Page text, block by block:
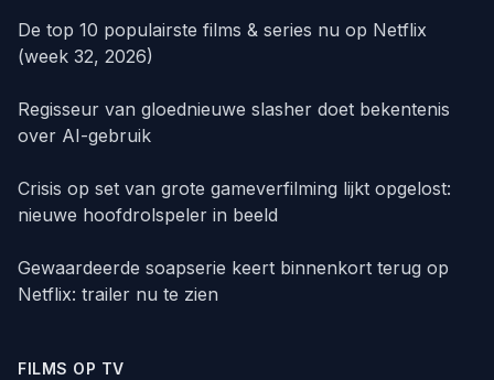
De top 10 populairste films & series nu op Netflix
(week 32, 2026)
Regisseur van gloednieuwe slasher doet bekentenis
over AI-gebruik
Crisis op set van grote gameverfilming lijkt opgelost:
nieuwe hoofdrolspeler in beeld
Gewaardeerde soapserie keert binnenkort terug op
Netflix: trailer nu te zien
FILMS OP TV